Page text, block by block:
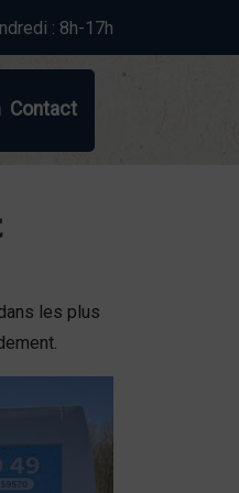
: 8h-17h
Contact
les plus